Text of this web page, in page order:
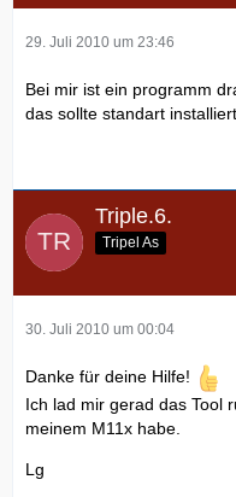
29. Juli 2010 um 23:46
Bei mir ist ein programm
das sollte standart
Triple.6.
Tripel As
30. Juli 2010 um 00:04
Danke für deine Hilfe!
Ich lad mir gerad das Tool
meinem M11x habe.
Lg